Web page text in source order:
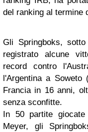
del ranking al termine
Gli Springboks,
registrato alcune
record contro
l'Argentina a
Francia in 16 anni,
senza sconfitte.
In 50 partite
Meyer, gli